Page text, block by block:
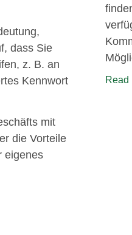
dass Sie
z. B. an
Kennwort
mit
die Vorteile
eigenes
Read